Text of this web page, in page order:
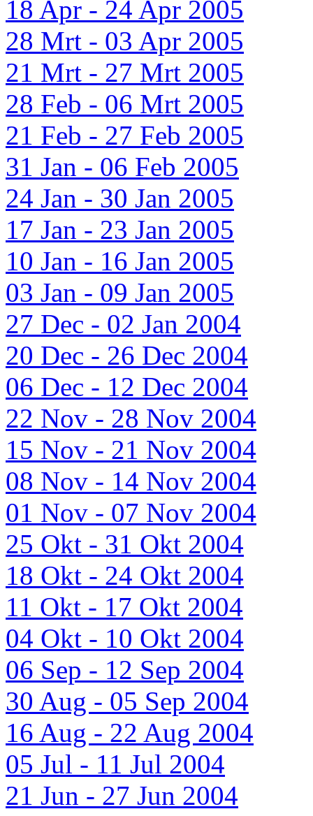
18 Apr - 24 Apr 2005
28 Mrt - 03 Apr 2005
21 Mrt - 27 Mrt 2005
28 Feb - 06 Mrt 2005
21 Feb - 27 Feb 2005
31 Jan - 06 Feb 2005
24 Jan - 30 Jan 2005
17 Jan - 23 Jan 2005
10 Jan - 16 Jan 2005
03 Jan - 09 Jan 2005
27 Dec - 02 Jan 2004
20 Dec - 26 Dec 2004
06 Dec - 12 Dec 2004
22 Nov - 28 Nov 2004
15 Nov - 21 Nov 2004
08 Nov - 14 Nov 2004
01 Nov - 07 Nov 2004
25 Okt - 31 Okt 2004
18 Okt - 24 Okt 2004
11 Okt - 17 Okt 2004
04 Okt - 10 Okt 2004
06 Sep - 12 Sep 2004
30 Aug - 05 Sep 2004
16 Aug - 22 Aug 2004
05 Jul - 11 Jul 2004
21 Jun - 27 Jun 2004